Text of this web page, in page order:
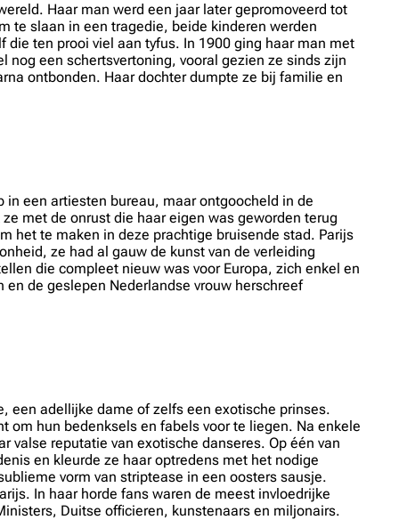
Haar man werd een jaar later gepromoveerd tot
te slaan in een tragedie, beide kinderen werden
ten prooi viel aan tyfus. In 1900 ging haar man met
nog een schertsvertoning, vooral gezien ze sinds zijn
ontbonden. Haar dochter dumpte ze bij familie en
een artiesten bureau, maar ontgoocheld in de
met de onrust die haar eigen was geworden terug
het te maken in deze prachtige bruisende stad. Parijs
ze had al gauw de kunst van de verleiding
die compleet nieuw was voor Europa, zich enkel en
en de geslepen Nederlandse vrouw herschreef
een adellijke dame of zelfs een exotische prinses.
om hun bedenksels en fabels voor te liegen. Na enkele
valse reputatie van exotische danseres. Op één van
en kleurde ze haar optredens met het nodige
vorm van striptease in een oosters sausje.
In haar horde fans waren de meest invloedrijke
Duitse officieren, kunstenaars en miljonairs.